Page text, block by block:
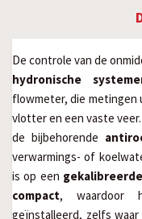
De controle van de
hydronische
flowmeter, die metingen
vlotter en een vaste
de bijbehorende
verwarmings- of
is op een
compact, waardoor
geïnstalleerd, zelfs